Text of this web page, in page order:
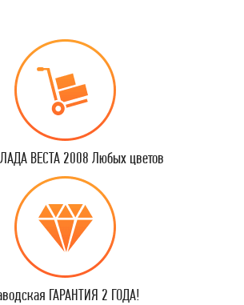
ВЕСТА 2008 Любых цветов
ГАРАНТИЯ 2 ГОДА!